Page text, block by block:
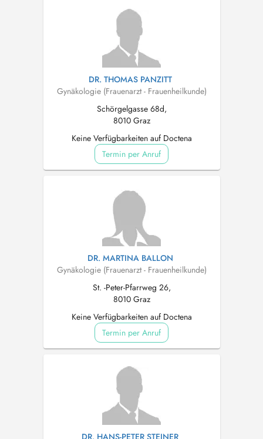
DR. THOMAS PANZITT
Gynäkologie (Frauenarzt - Frauenheilkunde)
Schörgelgasse 68d,
8010 Graz
Keine Verfügbarkeiten auf Doctena
Termin per Anruf
DR. MARTINA BALLON
Gynäkologie (Frauenarzt - Frauenheilkunde)
St. -Peter-Pfarrweg 26,
8010 Graz
Keine Verfügbarkeiten auf Doctena
Termin per Anruf
DR. HANS-PETER STEINER